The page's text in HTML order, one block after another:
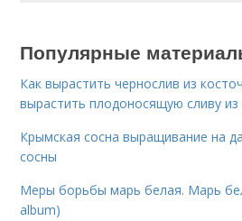
Популярные
Как вырастить чернослив из
вырастить плодоносящую сливу из
Крымская сосна выращивание на
сосны
Меры борьбы марь белая. Марь
album)